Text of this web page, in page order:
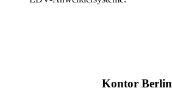
Kontor Berlin